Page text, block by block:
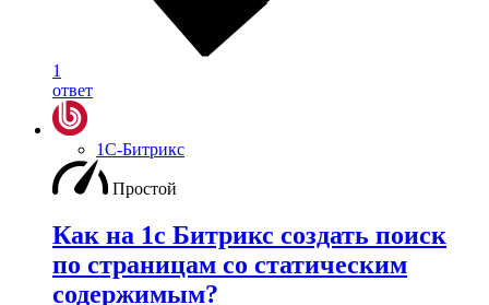
1
ответ
1С-Битрикс
Простой
Как на 1с Битрикс создать поиск
по страницам со статическим
содержимым?